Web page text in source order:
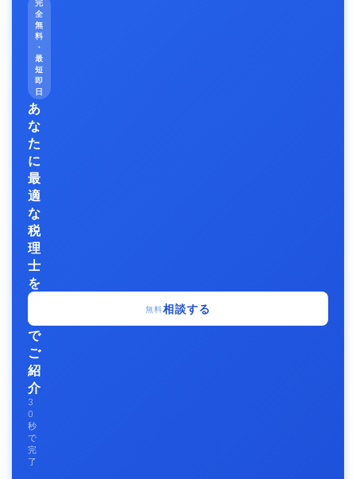
完
全
無
料
・
最
短
即
日
あ
な
た
に
最
適
な
税
理
士
を
無
料
で
ご
紹
介
3
0
秒
で
完
了
無料相談する